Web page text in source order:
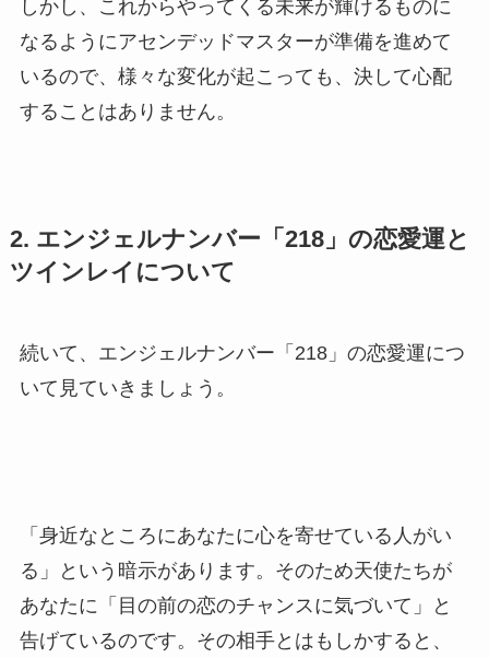
しかし、これからやってくる未来が輝けるものに
なるようにアセンデッドマスターが準備を進めて
いるので、様々な変化が起こっても、決して心配
することはありません。
2. エンジェルナンバー「218」の恋愛運と
ツインレイについて
続いて、エンジェルナンバー「218」の恋愛運につ
いて見ていきましょう。
「身近なところにあなたに心を寄せている人がい
る」という暗示があります。そのため天使たちが
あなたに「目の前の恋のチャンスに気づいて」と
告げているのです。その相手とはもしかすると、